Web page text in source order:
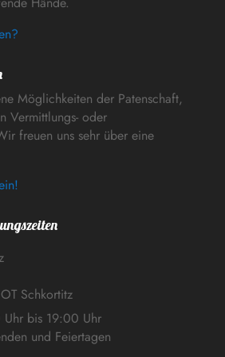
Möglichkeiten der Patenschaft,
Vermittlungs- oder
freuen uns sehr über eine
Schkortitz
bis 19:00 Uhr
und Feiertagen